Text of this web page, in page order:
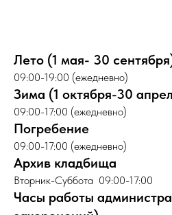
Лето (1 мая- 30
09:00-19:00 (ежедневно)
Зима (1 октября-30
09:00-17:00 (ежедневно)
Погребение
09:00-17:00 (ежедневно)
Архив кладбища
Вторник-Суббота 09:00-17:00
Часы работы